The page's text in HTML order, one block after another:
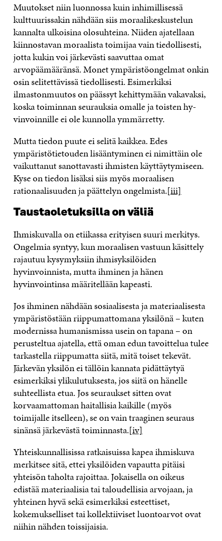
Muutokset niin luonnossa kuin inhimillisessä
kulttuurissakin nähdään siis moraalikeskustelun
kannalta ulkoisina olosuhteina. Niiden ajatellaan
kiinnostavan moraalista toimijaa vain tiedollisesti,
jotta kukin voi järkevästi saavuttaa omat
arvopäämääränsä. Monet ympäristöongelmat onkin
osin selitettävissä tiedollisesti. Esimerkiksi
ilmastonmuutos on päässyt kehittymään vakavaksi,
koska toiminnan seurauksia omalle ja toisten hy­
vinvoinnille ei ole kunnolla ymmärretty.
Mutta tiedon puute ei selitä kaikkea. Edes
ympäristötietouden lisääntyminen ei nimittäin ole
vaikuttanut sanottavasti ihmisten käyttäytymiseen.
Kyse on tiedon lisäksi siis myös moraalisen
rationaalisuuden ja päättelyn ongelmista.[iii]
Taustaoletuksilla on väliä
Ihmiskuvalla on etiikassa erityisen suuri merkitys.
Ongelmia syntyy, kun moraalisen vastuun käsittely
rajautuu kysymyksiin ihmisyksilöiden
hyvinvoinnista, mutta ihminen ja hänen
hyvinvointinsa määritellään kapeasti.
Jos ihminen nähdään sosiaalisesta ja materiaalisesta
ympäristöstään riippumattomana yksilönä – kuten
modernissa humanismissa usein on tapana – on
perusteltua ajatella, että oman edun tavoittelua tulee
tarkastella riippumatta siitä, mitä toiset tekevät.
Järkevän yksilön ei tällöin kannata pidättäytyä
esimerkiksi ylikulutuksesta, jos siitä on hänelle
suhteellista etua. Jos seuraukset sitten ovat
korvaamattoman haitallisia kaikille (myös
toimijalle itselleen), se on vain traaginen seuraus
sinänsä järkevästä toiminnasta.[iv]
Yhteiskunnallisissa ratkaisuissa kapea ihmiskuva
merkitsee sitä, ettei yksilöiden vapautta pitäisi
yhteisön taholta rajoittaa. Jokaisella on oikeus
edistää materiaalisia tai taloudellisia arvojaan, ja
yhteinen hyvä sekä esimerkiksi esteettiset,
kokemukselliset tai kollektiiviset luontoarvot ovat
niihin nähden toissijaisia.